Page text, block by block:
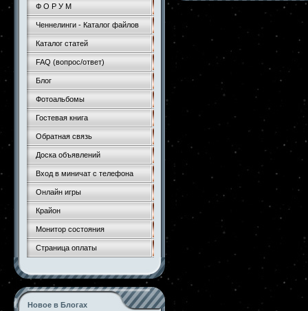
Ф О Р У М
Ченнелинги - Каталог файлов
Каталог статей
FAQ (вопрос/ответ)
Блог
Фотоальбомы
Гостевая книга
Обратная связь
Доска объявлений
Вход в миничат с телефона
Онлайн игры
Крайон
Монитор состояния
Страница оплаты
Новое в Блогах